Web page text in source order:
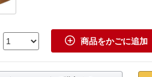
 商品をかごに追加